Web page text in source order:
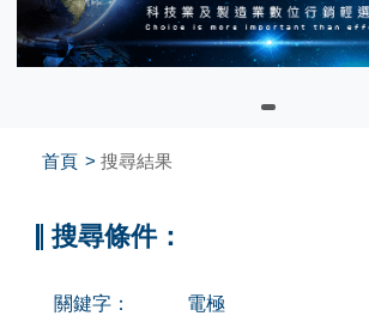
首頁 搜尋結果
搜尋條件：
關鍵字： 電極